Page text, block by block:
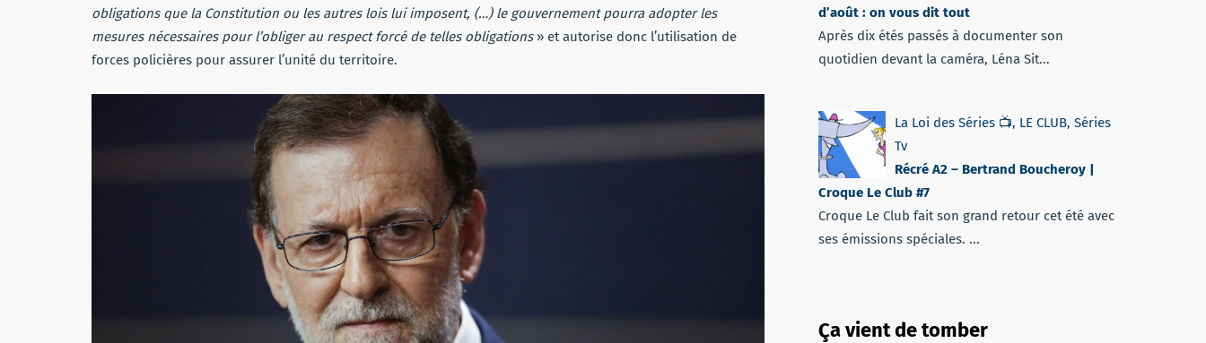
obligations que la Constitution ou les autres lois lui imposent, (…) le gouvernement pourra adopter les
mesures nécessaires pour l’obliger au respect forcé de telles obligations» et autorise donc l’utilisation de
forces policières pour assurer l’unité du territoire.
d’août : on vous dit tout
Après dix étés passés à documenter son
quotidien devant la caméra, Léna Sit...
La Loi des Séries 📺, LE CLUB, Séries
Tv
Récré A2 – Bertrand Boucheroy |
Croque Le Club #7
Croque Le Club fait son grand retour cet été avec
ses émissions spéciales. ...
Ça vient de tomber